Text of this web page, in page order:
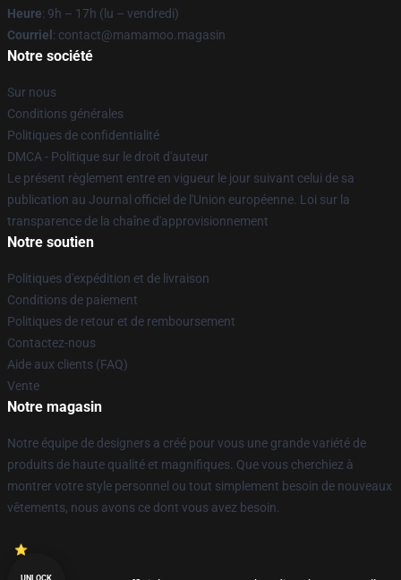
Heure: 9h – 17h (lu – vendredi)
Courriel : contact@mamamoo.magasin
Notre société
Sur nous
Conditions générales
Politiques de confidentialité
DMCA - Politique sur le droit d'auteur
Le présent règlement entre en vigueur le jour suivant celui de sa
publication au Journal officiel de l'Union européenne. Loi sur la
transparence de la chaîne d'approvisionnement
Notre soutien
Politiques d'expédition et de livraison
Conditions de paiement
Politiques de retour et de remboursement
Contactez-nous
Aide aux clients (FAQ)
Vente
Notre magasin
Notre équipe de designers a créé pour vous une grande variété de
produits de haute qualité et magnifiques. Que vous cherchiez à
montrer votre style personnel ou tout simplement besoin de nouveaux
vêtements, nous avons ce dont vous avez besoin.
UNLOCK